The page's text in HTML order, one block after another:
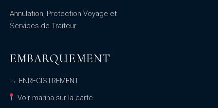
Annulation, Protection Voyage et
Services de Traiteur
EMBARQUEMENT
→ ENREGISTREMENT
Voir marina sur la carte